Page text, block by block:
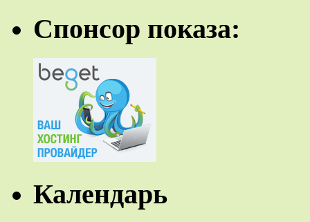
Спонсор показа:
Календарь